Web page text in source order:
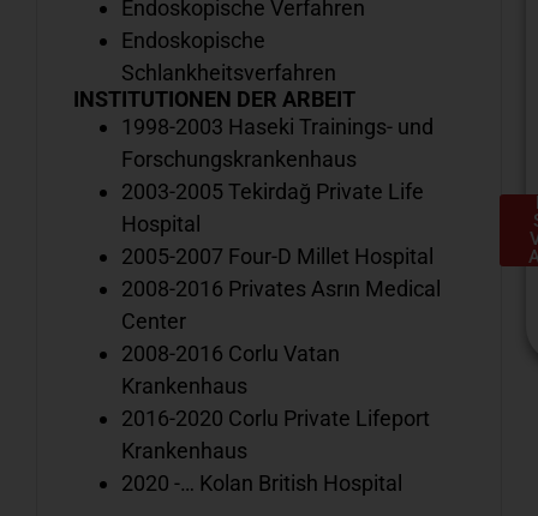
Endoskopische Verfahren
Endoskopische
Schlankheitsverfahren
INSTITUTIONEN DER ARBEIT
1998-2003 Haseki Trainings- und
Forschungskrankenhaus
2003-2005 Tekirdağ Private Life
Hospital
2005-2007 Four-D Millet Hospital
2008-2016 Privates Asrın Medical
Center
2008-2016 Corlu Vatan
Krankenhaus
2016-2020 Corlu Private Lifeport
Krankenhaus
2020 -… Kolan British Hospital